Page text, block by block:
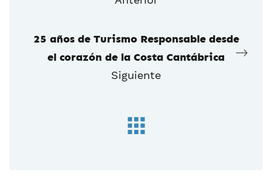
25 años de Turismo Responsable desde
el corazón de la Costa Cantábrica
Siguiente